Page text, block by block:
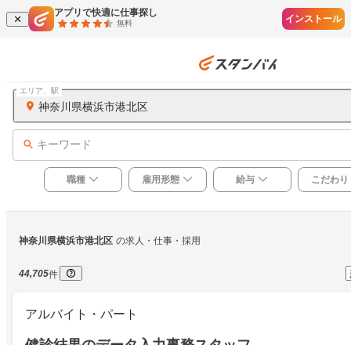
アプリで快適に仕事探し
無料 インストール
神奈川県横浜市港北区
エリア、駅
キーワード
職種 雇用形態 給与 こだわり
神奈川県横浜市港北区 の求人・仕事・採用
44,705件
アルバイト・パート